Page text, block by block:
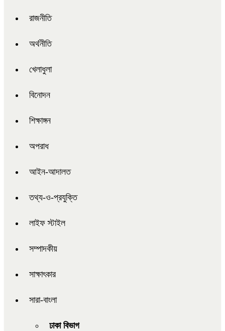
রাজনীতি
অর্থনীতি
খেলাধুলা
বিনোদন
শিক্ষাঙ্গন
অপরাধ
আইন-আদালত
তথ্য-ও-প্রযুক্তি
লাইফ স্টাইল
সম্পাদকীয়
সাক্ষাৎকার
সারা-বাংলা
ঢাকা বিভাগ